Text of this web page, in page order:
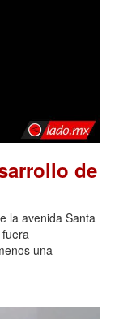
de
la avenida Santa
una